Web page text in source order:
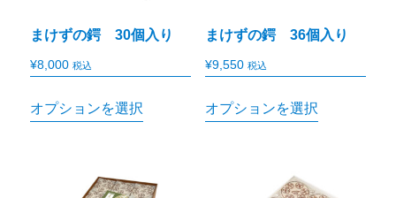
まけずの鍔 30個入り
¥8,000 税込
オプションを選択
まけずの鍔 36個入り
¥9,550 税込
オプションを選択